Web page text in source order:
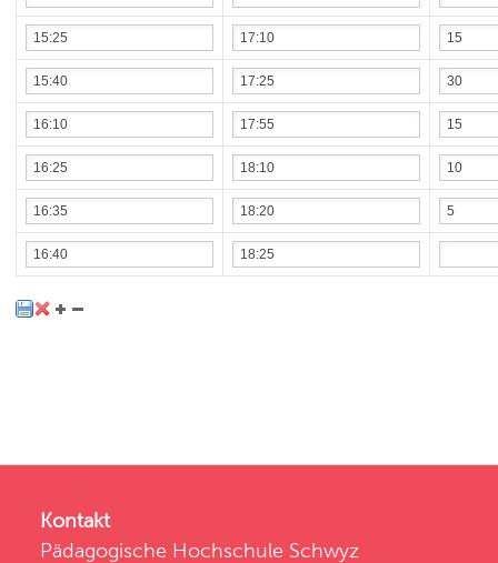
Kontakt
Pädagogische Hochschule Schwyz